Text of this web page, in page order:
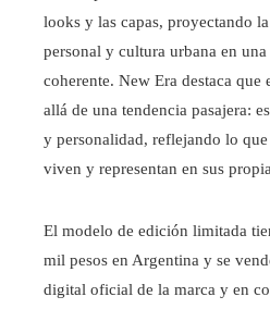
looks y las capas, proyectando
personal y cultura urbana en
coherente. New Era destaca que
allá de una tendencia pasajera:
y personalidad, reflejando lo
viven y representan en sus
El modelo de edición limitada
mil pesos en Argentina y se
digital oficial de la marca y en